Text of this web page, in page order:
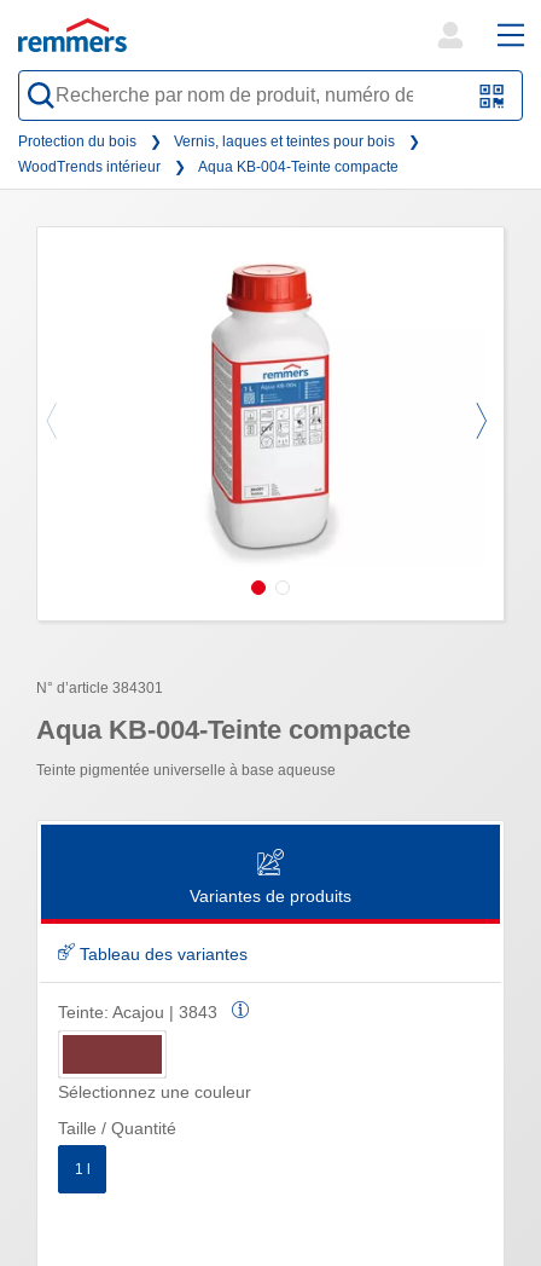
QR-
search
form
Protection du bois
Vernis, laques et teintes pour bois
WoodTrends intérieur
Aqua KB-004-Teinte compacte
N° d’article 384301
Aqua KB-004-Teinte compacte
Teinte pigmentée universelle à base aqueuse
Variantes de produits
Tableau des variantes
Teinte: Acajou | 3843
Sélectionnez une couleur
Taille / Quantité
1 l